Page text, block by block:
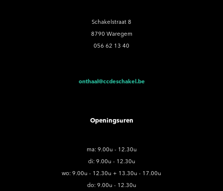
Schakelstraat 8
8790 Waregem
056 62 13 40
onthaal@ccdeschakel.be
Openingsuren
ma: 9.00u - 12.30u
di: 9.00u - 12.30u
wo: 9.00u - 12.30u + 13.30u - 17.00u
do: 9.00u - 12.30u